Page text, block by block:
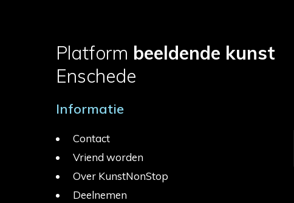
Platform beeldende kunst
Enschede
Informatie
Contact
Vriend worden
Over KunstNonStop
Deelnemen